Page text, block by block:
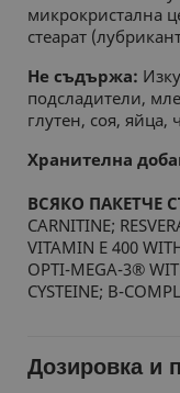
микрокристална
стеарат
Не съдържа:
подсладители,
глутен, соя,
Хранителна
ВСЯКО ПАКЕТЧЕ
CARNITINE;
VITAMIN E 400
OPTI-MEGA-3®
CYSTEINE; B-
Дозировка и